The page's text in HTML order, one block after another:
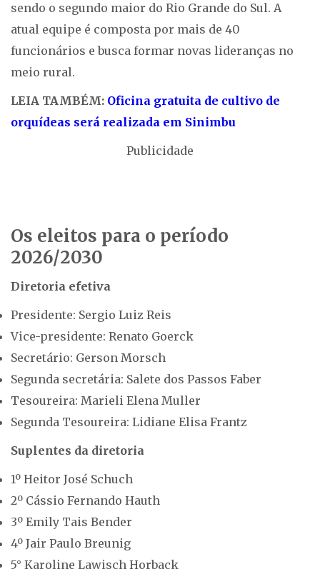
sendo o segundo maior do Rio Grande do Sul. A
atual equipe é composta por mais de 40
funcionários e busca formar novas lideranças no
meio rural.
LEIA TAMBÉM: Oficina gratuita de cultivo de
orquídeas será realizada em Sinimbu
Publicidade
Os eleitos para o período
2026/2030
Diretoria efetiva
Presidente: Sergio Luiz Reis
Vice-presidente: Renato Goerck
Secretário: Gerson Morsch
Segunda secretária: Salete dos Passos Faber
Tesoureira: Marieli Elena Muller
Segunda Tesoureira: Lidiane Elisa Frantz
Suplentes da diretoria
1º Heitor José Schuch
2º Cássio Fernando Hauth
3º Emily Tais Bender
4º Jair Paulo Breunig
5° Karoline Lawisch Horback